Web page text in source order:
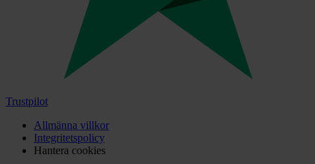
Trustpilot
Allmänna villkor
Integritetspolicy
Hantera cookies